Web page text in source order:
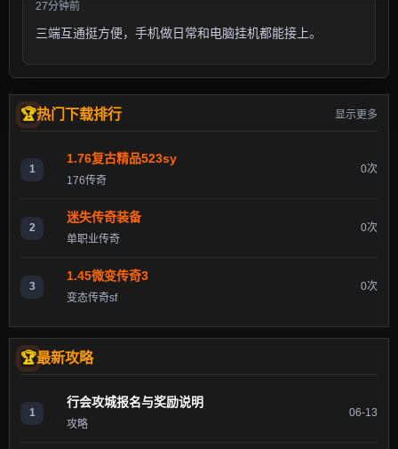
27分钟前
三端互通挺方便，手机做日常和电脑挂机都能接上。
热门下载排行 显示更多
1
1.76复古精品523sy
176传奇
0次
2
迷失传奇装备
单职业传奇
0次
3
1.45微变传奇3
变态传奇sf
0次
最新攻略
1
行会攻城报名与奖励说明
攻略
06-13